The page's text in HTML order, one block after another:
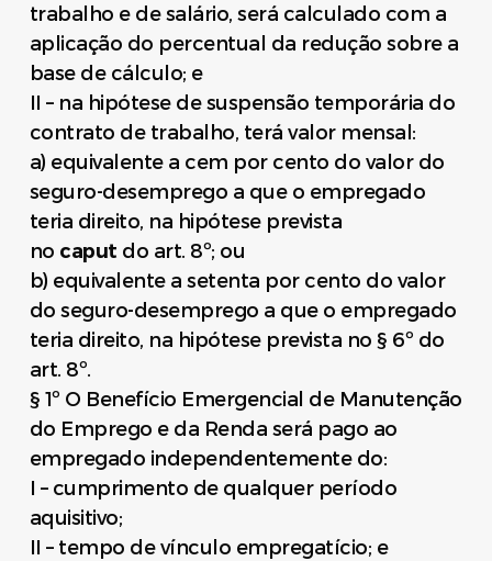
trabalho e de salário, será calculado com a
aplicação do percentual da redução sobre a
base de cálculo; e
II – na hipótese de suspensão temporária do
contrato de trabalho, terá valor mensal:
a) equivalente a cem por cento do valor do
seguro-desemprego a que o empregado
teria direito, na hipótese prevista
no caput do art. 8º; ou
b) equivalente a setenta por cento do valor
do seguro-desemprego a que o empregado
teria direito, na hipótese prevista no § 6º do
art. 8º.
§ 1º O Benefício Emergencial de Manutenção
do Emprego e da Renda será pago ao
empregado independentemente do:
I – cumprimento de qualquer período
aquisitivo;
II – tempo de vínculo empregatício; e